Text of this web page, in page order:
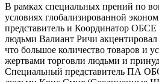
В рамках специальных прений по
условиях глобализированной
представитель и Координатор ОБСЕ
людьми Валиант Ричи
что большое количество товаров и
жертвами торговли людьми и
Специальный представитель ПА